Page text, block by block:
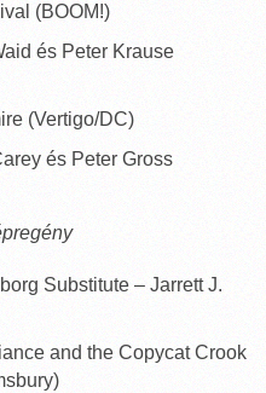
(BOOM!)
és Peter Krause
(Vertigo/DC)
és Peter Gross
Substitute – Jarrett J.
and the Copycat Crook